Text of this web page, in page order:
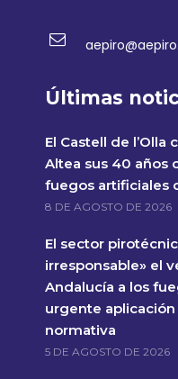
Últimas
El Castell de l’Olla
Altea sus 40 años
fuegos artificiales
8 DE AGOSTO DE 2026
El sector
irresponsable» el
Andalucía a los
urgente
normativa
5 DE AGOSTO DE 2026